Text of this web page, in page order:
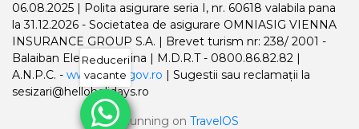
06.08.2025 | Polita asigurare seria I, nr. 60618 valabila pana
la 31.12.2026 - Societatea de asigurare OMNIASIG VIENNA
INSURANCE GROUP S.A. | Brevet turism nr: 238/ 2001 -
Balaiban Elena Madalina | M.D.R.T - 0800.86.82.82 |
A.N.P.C. - www.anpc.gov.ro | Sugestii sau reclamații la
sesizari@helloholidays.ro
Running on TravelOS
Reduceri
vacante